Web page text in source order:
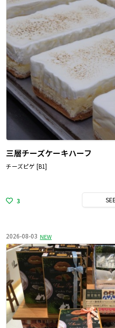
三層チーズケーキハーフ
チーズピゲ [B1]
3 SEE
2026-08-03 NEW